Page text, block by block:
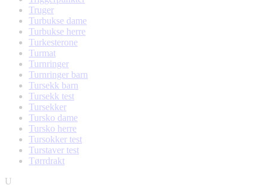
Truger
Turbukse dame
Turbukse herre
Turkesterone
Turmat
Turnringer
Turnringer barn
Tursekk barn
Tursekk test
Tursekker
Tursko dame
Tursko herre
Tursokker test
Turstaver test
Tørrdrakt
U